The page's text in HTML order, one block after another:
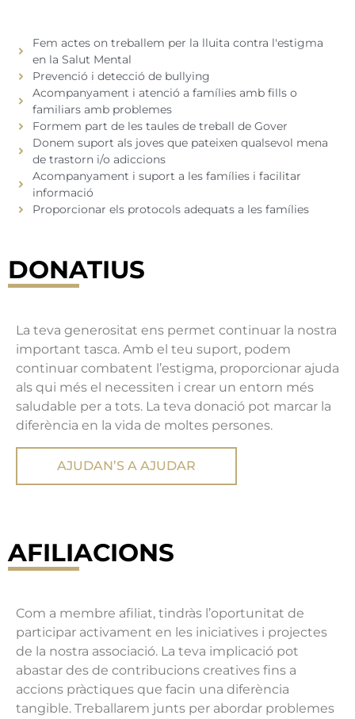
Fem actes on treballem per la lluita contra l'estigma
en la Salut Mental
Prevenció i detecció de bullying
Acompanyament i atenció a famílies amb fills o
familiars amb problemes
Formem part de les taules de treball de Gover
Donem suport als joves que pateixen qualsevol mena
de trastorn i/o adiccions
Acompanyament i suport a les famílies i facilitar
informació
Proporcionar els protocols adequats a les famílies
DONATIUS
La teva generositat ens permet continuar la nostra
important tasca. Amb el teu suport, podem
continuar combatent l’estigma, proporcionar ajuda
als qui més el necessiten i crear un entorn més
saludable per a tots. La teva donació pot marcar la
diferència en la vida de moltes persones.
AJUDAN’S A AJUDAR
AFILIACIONS
Com a membre afiliat, tindràs l’oportunitat de
participar activament en les iniciatives i projectes
de la nostra associació. La teva implicació pot
abastar des de contribucions creatives fins a
accions pràctiques que facin una diferència
tangible. Treballarem junts per abordar problemes